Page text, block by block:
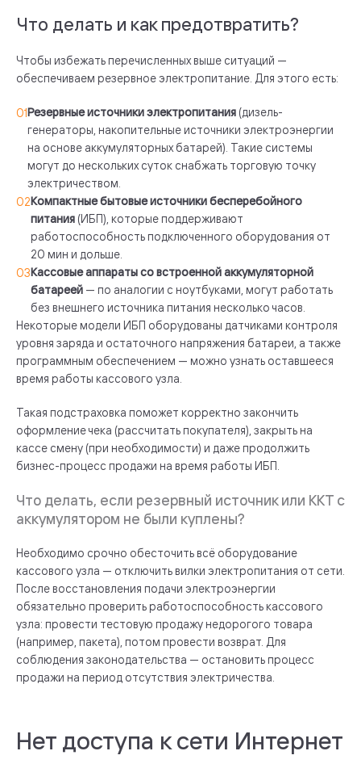
Что делать и как предотвратить?
Чтобы избежать перечисленных выше ситуаций —
обеспечиваем резервное электропитание. Для этого есть:
Резервные источники электропитания (дизель-
генераторы, накопительные источники электроэнергии
на основе аккумуляторных батарей). Такие системы
могут до нескольких суток снабжать торговую точку
электричеством.
Компактные бытовые источники бесперебойного
питания (ИБП), которые поддерживают
работоспособность подключенного оборудования от
20 мин и дольше.
Кассовые аппараты со встроенной аккумуляторной
батареей — по аналогии с ноутбуками, могут работать
без внешнего источника питания несколько часов.
Некоторые модели ИБП оборудованы датчиками контроля
уровня заряда и остаточного напряжения батареи, а также
программным обеспечением — можно узнать оставшееся
время работы кассового узла.
Такая подстраховка поможет корректно закончить
оформление чека (рассчитать покупателя), закрыть на
кассе смену (при необходимости) и даже продолжить
бизнес-процесс продажи на время работы ИБП.
Что делать, если резервный источник или ККТ с
аккумулятором не были куплены?
Необходимо срочно обесточить всё оборудование
кассового узла — отключить вилки электропитания от сети.
После восстановления подачи электроэнергии
обязательно проверить работоспособность кассового
узла: провести тестовую продажу недорогого товара
(например, пакета), потом провести возврат. Для
соблюдения законодательства — остановить процесс
продажи на период отсутствия электричества.
Нет доступа к сети Интернет